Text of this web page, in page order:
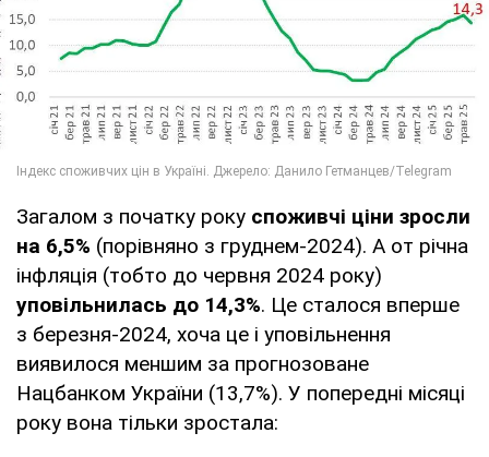
Загалом з початку року споживчі ціни зросли
на 6,5% (порівняно з груднем-2024). А от річна
інфляція (тобто до червня 2024 року)
уповільнилась до 14,3%. Це сталося вперше
з березня-2024, хоча це і уповільнення
виявилося меншим за прогнозоване
Нацбанком України (13,7%). У попередні місяці
року вона тільки зростала: